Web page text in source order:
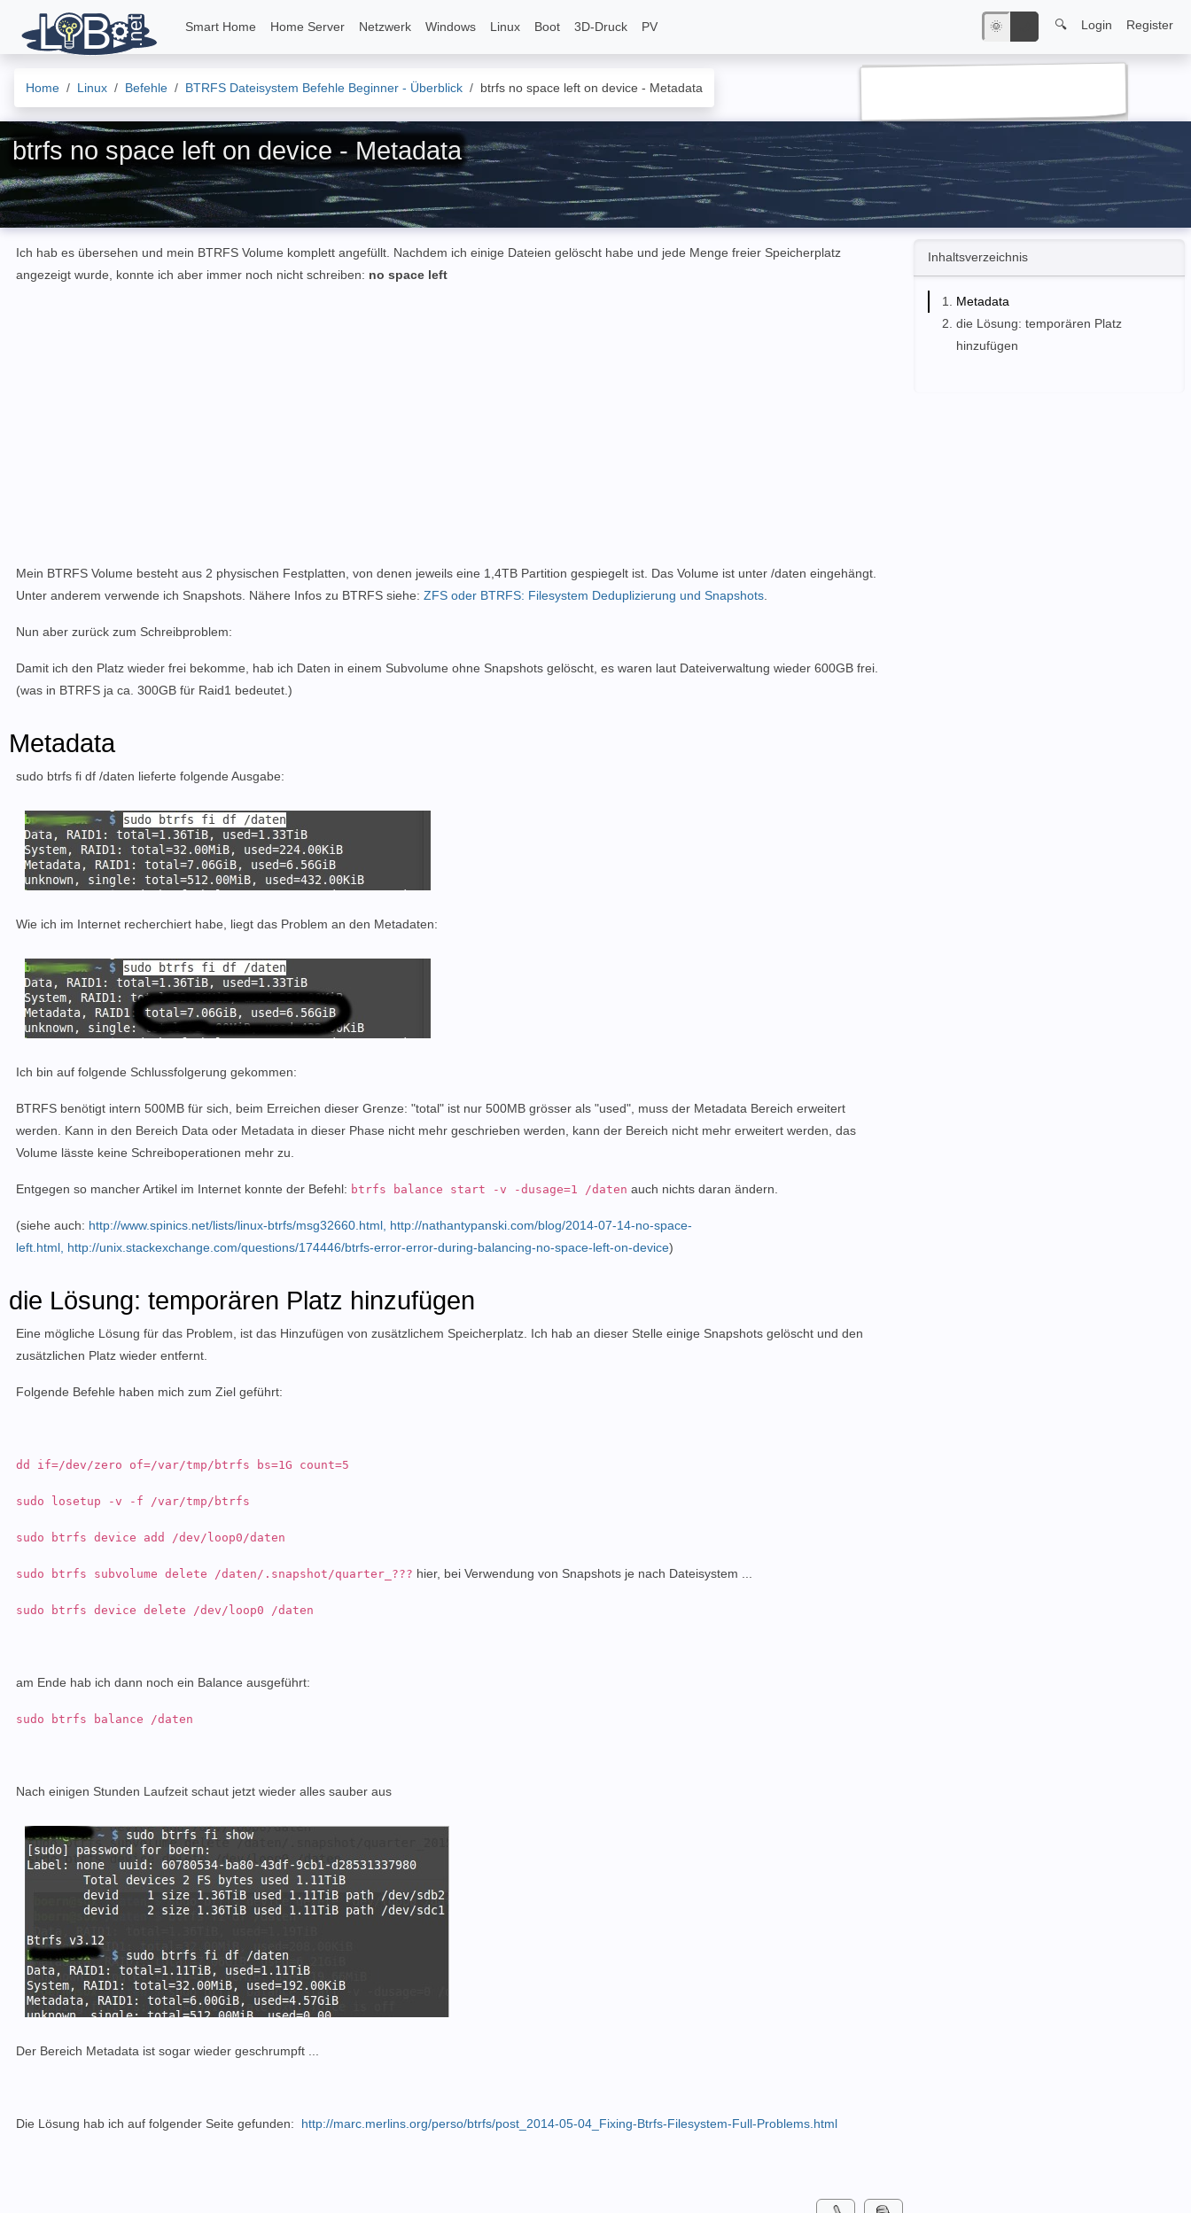
Smart Home Home Server Netzwerk Windows Linux Boot 3D-Druck PV 🌞 🔍 Login Register
Home Linux Befehle BTRFS Dateisystem Befehle Beginner - Überblick btrfs no space left on device - Metadata
btrfs no space left on device - Metadata
Inhaltsverzeichnis
Metadata
die Lösung: temporären Platz
hinzufügen
Ich hab es übersehen und mein BTRFS Volume komplett angefüllt. Nachdem ich einige Dateien gelöscht habe und jede Menge freier Speicherplatz
angezeigt wurde, konnte ich aber immer noch nicht schreiben: no space left
Mein BTRFS Volume besteht aus 2 physischen Festplatten, von denen jeweils eine 1,4TB Partition gespiegelt ist. Das Volume ist unter /daten eingehängt.
Unter anderem verwende ich Snapshots. Nähere Infos zu BTRFS siehe: ZFS oder BTRFS: Filesystem Deduplizierung und Snapshots
Nun aber zurück zum Schreibproblem:
Damit ich den Platz wieder frei bekomme, hab ich Daten in einem Subvolume ohne Snapshots gelöscht, es waren laut Dateiverwaltung wieder 600GB frei.
(was in BTRFS ja ca. 300GB für Raid1 bedeutet.)
Metadata
sudo btrfs fi df /daten lieferte folgende Ausgabe:
Wie ich im Internet recherchiert habe, liegt das Problem an den Metadaten:
Ich bin auf folgende Schlussfolgerung gekommen:
BTRFS benötigt intern 500MB für sich, beim Erreichen dieser Grenze: "total" ist nur 500MB grösser als "used", muss der Metadata Bereich erweitert
werden. Kann in den Bereich Data oder Metadata in dieser Phase nicht mehr geschrieben werden, kann der Bereich nicht mehr erweitert werden, das
Volume lässte keine Schreiboperationen mehr zu.
Entgegen so mancher Artikel im Internet konnte der Befehl: btrfs balance start -v -dusage=1 /daten auch nichts daran ändern.
(siehe auch: http://www.spinics.net/lists/linux-btrfs/msg32660.html, http://nathantypanski.com/blog/2014-07-14-no-space-
left.html, http://unix.stackexchange.com/questions/174446/btrfs-error-error-during-balancing-no-space-left-on-device)
die Lösung: temporären Platz hinzufügen
Eine mögliche Lösung für das Problem, ist das Hinzufügen von zusätzlichem Speicherplatz. Ich hab an dieser Stelle einige Snapshots gelöscht und den
zusätzlichen Platz wieder entfernt.
Folgende Befehle haben mich zum Ziel geführt:
dd if=/dev/zero of=/var/tmp/btrfs bs=1G count=5
sudo losetup -v -f /var/tmp/btrfs
sudo btrfs device add /dev/loop0/daten
sudo btrfs subvolume delete /daten/.snapshot/quarter_??? hier, bei Verwendung von Snapshots je nach Dateisystem ...
sudo btrfs device delete /dev/loop0 /daten
am Ende hab ich dann noch ein Balance ausgeführt:
sudo btrfs balance /daten
Nach einigen Stunden Laufzeit schaut jetzt wieder alles sauber aus
Der Bereich Metadata ist sogar wieder geschrumpft ...
Die Lösung hab ich auf folgender Seite gefunden: http://marc.merlins.org/perso/btrfs/post_2014-05-04_Fixing-Btrfs-Filesystem-Full-Problems.html